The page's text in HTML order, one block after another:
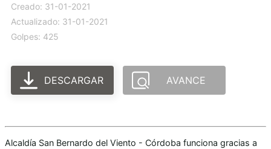
Creado: 31-01-2021
Actualizado: 31-01-2021
Golpes: 425
DESCARGAR AVANCE
Alcaldía San Bernardo del Viento - Córdoba funciona gracias a